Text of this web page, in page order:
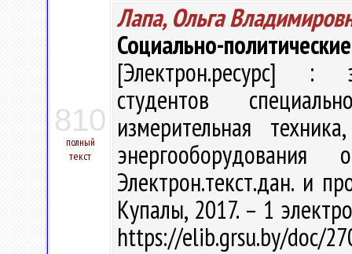
810
полный
текст
Лапа, Ольга
Социально-
[Электрон.ресурс] :
студентов
измерительная
Электрон.текст.дан. и
Купалы, 2017. – 1
https://elib.grsu.by/doc/